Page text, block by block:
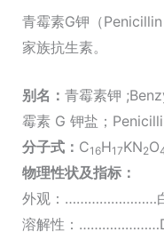
青霉素G钾（
家族抗生素。
别名： 青霉素钾
霉素 G 钾盐；
分子式： C16H17KN2O
物理性状及指标：
外观：……………………白
溶解性：